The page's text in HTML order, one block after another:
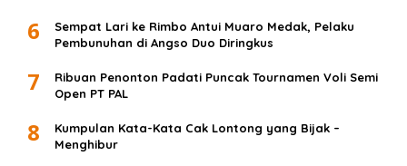
6
Sempat Lari ke Rimbo Antui Muaro Medak, Pelaku
Pembunuhan di Angso Duo Diringkus
7
Ribuan Penonton Padati Puncak Tournamen Voli Semi
Open PT PAL
8
Kumpulan Kata-Kata Cak Lontong yang Bijak –
Menghibur